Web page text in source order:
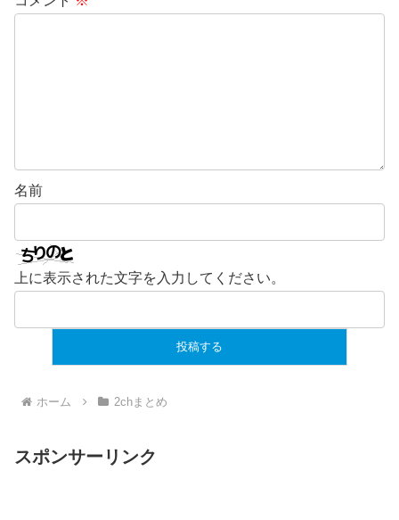
名前
上に表示された文字を入力してください。
ホーム 2chまとめ
スポンサーリンク